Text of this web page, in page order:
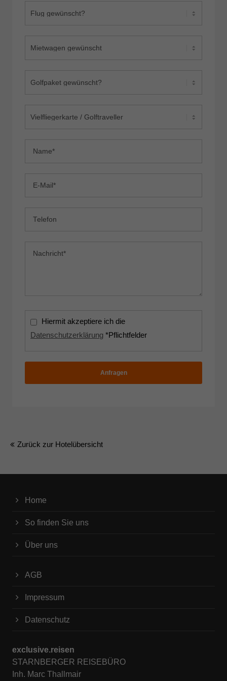
Hiermit akzeptiere ich die
Datenschutzerklärung *Pflichtfelder
Anfragen
Zurück zur Hotelübersicht
Home
So finden Sie uns
Über uns
AGB
Impressum
Datenschutz
exclusive.reisen
STARNBERGER REISEBÜRO
Inh. Marc Thallmair